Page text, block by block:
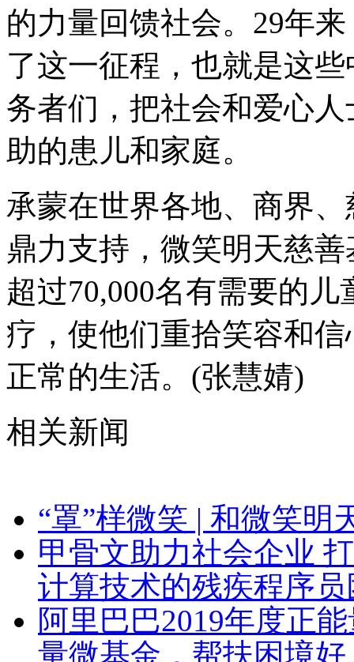
的力量回馈社会。29年
了这一征程，也就是这
务者们，把社会和爱心
助的患儿和家庭。
承蒙在世界各地、商界
鼎力支持，微笑明天慈
超过70,000名有需要的
疗，使他们重拾笑容和
正常的生活。(张慧婧)
相关新闻
“罩”样微笑 | 和微笑明
甲骨文助力社会企业
计算技术的残疾程序员
阿里巴巴2019年度正
量微基金，帮扶困境好